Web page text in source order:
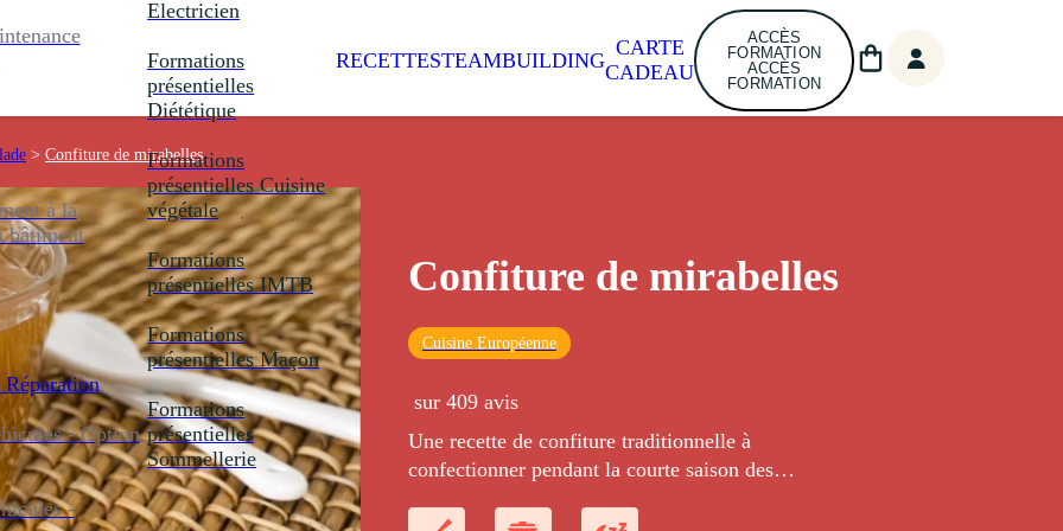
à la
bâtiment
- Option
-
Electricien
Formations
présentielles
Diététique
Formations
présentielles Cuisine
végétale
Formations
présentielles IMTB
Formations
présentielles Maçon
Formations
présentielles
Sommellerie
RECETTESTEAMBUILDING
CARTE
CADEAU
ACCÈS
FORMATION
ACCÈS
FORMATION
> Confiture de mirabelles
Confiture de mirabelles
Cuisine Européenne
sur 409 avis
Une recette de confiture traditionnelle à
confectionner pendant la courte saison des